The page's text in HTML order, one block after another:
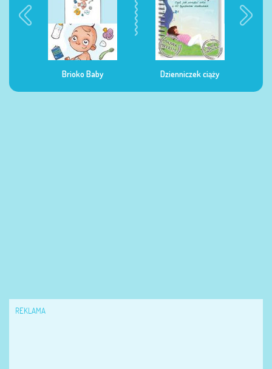
Dzienniczek ciąży Dzienniczek żywienia
REKLAMA